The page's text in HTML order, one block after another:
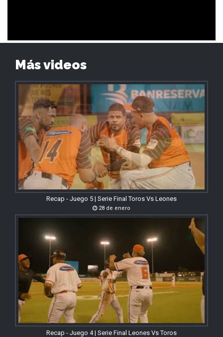
Más videos
Recap - Juego 5 | Serie Final Toros Vs Leones
28 de enero
Recap - Juego 4 | Serie Final Leones Vs Toros